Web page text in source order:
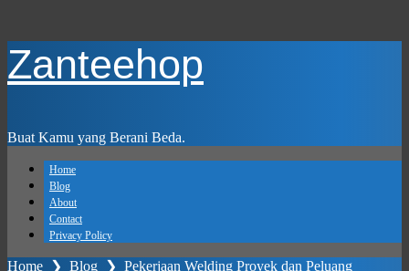
Skip
to
main
Zanteehop
Buat Kamu yang Berani Beda.
Home
Blog
About
Contact
Privacy Policy
Home ❯ Blog ❯ Pekerjaan Welding Proyek dan Peluang